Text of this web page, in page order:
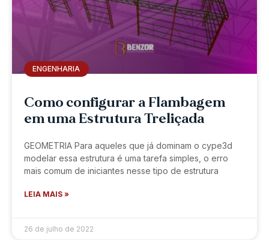
ENGENHARIA
Como configurar a Flambagem
em uma Estrutura Treliçada
GEOMETRIA Para aqueles que já dominam o cype3d
modelar essa estrutura é uma tarefa simples, o erro
mais comum de iniciantes nesse tipo de estrutura
LEIA MAIS »
26 de julho de 2022